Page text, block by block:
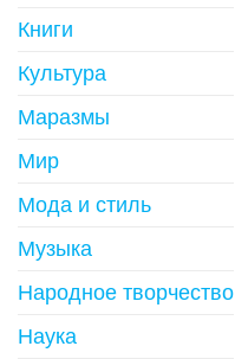
Книги
Культура
Маразмы
Мир
Мода и стиль
Музыка
Народное творчество
Наука